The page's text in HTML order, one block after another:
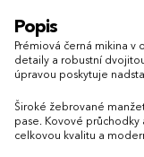
S
Popis
Prémiová černá mikina v
detaily a robustní
úpravou poskytuje
Široké žebrované
pase. Kovové
celkovou kvalitu a